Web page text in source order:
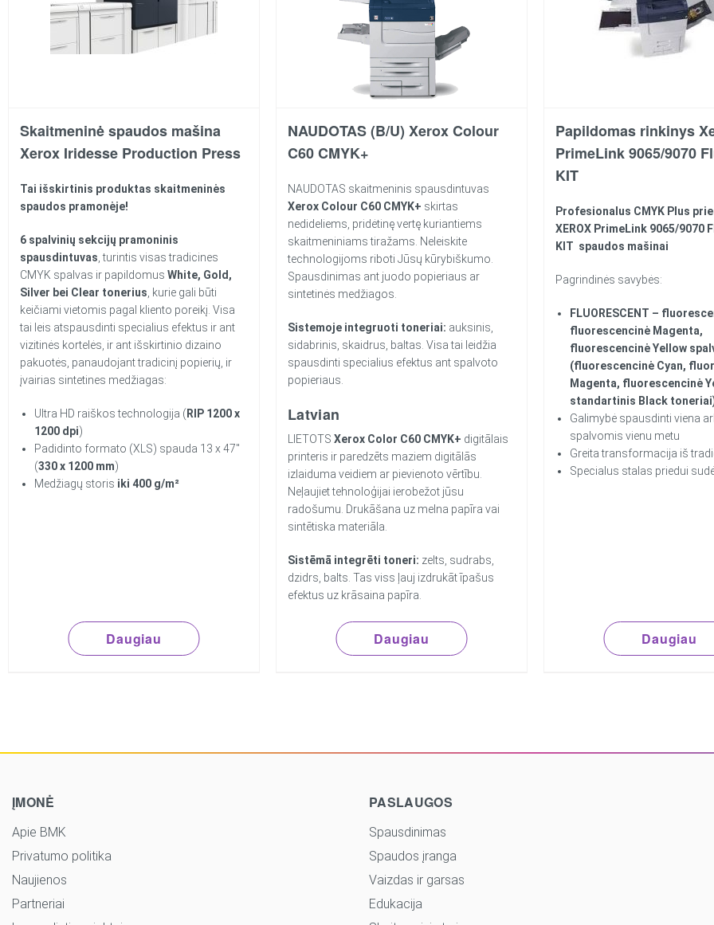
Skaitmeninė spaudos mašina
Xerox Iridesse Production Press
Tai išskirtinis produktas skaitmeninės
spaudos pramonėje!
6 spalvinių sekcijų pramoninis
spausdintuvas , turintis visas tradicines
CMYK spalvas ir papildomus White, Gold,
Silver bei Clear tonerius , kurie gali būti
keičiami vietomis pagal kliento poreikį. Visa
tai leis atspausdinti specialius efektus ir ant
vizitinės kortelės, ir ant išskirtinio dizaino
pakuotės, panaudojant tradicinį popierių, ir
įvairias sintetines medžiagas:
Ultra HD raiškos technologija ( RIP 1200 x
1200 dpi)
Padidinto formato (XLS) spauda 13 x 47″
(330 x 1200 mm)
Medžiagų storis iki 400 g/m²
Daugiau
NAUDOTAS (B/U) Xerox Colour
C60 CMYK+
NAUDOTAS skaitmeninis spausdintuvas
Xerox Colour C60 CMYK+ skirtas
nedideliems, pridėtinę vertę kuriantiems
skaitmeniniams tiražams. Neleiskite
technologijoms riboti Jūsų kūrybiškumo.
Spausdinimas ant juodo popieriaus ar
sintetinės medžiagos.
Sistemoje integruoti toneriai: auksinis,
sidabrinis, skaidrus, baltas. Visa tai leidžia
spausdinti specialius efektus ant spalvoto
popieriaus.
Latvian
LIETOTS Xerox Color C60 CMYK+ digitālais
printeris ir paredzēts maziem digitālās
izlaiduma veidiem ar pievienoto vērtību.
Neļaujiet tehnoloģijai ierobežot jūsu
radošumu. Drukāšana uz melna papīra vai
sintētiska materiāla.
Sistēmā integrēti toneri: zelts, sudrabs,
dzidrs, balts. Tas viss ļauj izdrukāt īpašus
efektus uz krāsaina papīra.
Daugiau
Papildomas rinkinys
PrimeLink 9065/9070
KIT
Profesionalus CMYK Plus
XEROX PrimeLink 9065/9070
KIT spaudos mašinai
Pagrindinės savybės:
FLUORESCENT –
fluorescencinė Magenta,
fluorescencinė Yellow
(fluorescencinė Cyan,
Magenta, fluorescencinė
standartinis Black
Galimybė spausdinti viena
spalvomis vienu metu
Greita transformacija iš
Specialus stalas priedui
Daugiau
ĮMONĖ
Apie BMK
Privatumo politika
Naujienos
Partneriai
PASLAUGOS
Spausdinimas
Spaudos įranga
Vaizdas ir garsas
Edukacija